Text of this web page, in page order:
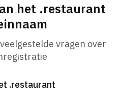
het .restaurant
vragen over
.restaurant